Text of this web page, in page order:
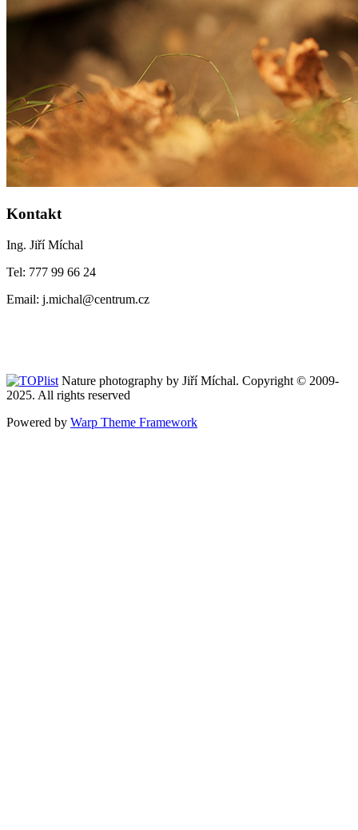
Kontakt
Ing. Jiří Míchal
Tel: 777 99 66 24
Email: j.michal@centrum.cz
Nature photography by Jiří Míchal. Copyright © 2009-
2025. All rights reserved
Powered by Warp Theme Framework